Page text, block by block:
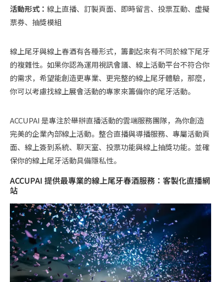
活動形式： 線上直播、訂製頁面、即時留言、投票互動、虛擬
票券、抽獎模組
線上尾牙與線上春酒有各種形式，籌劃起來有不同於線下尾牙
的複雜性。如果你認為運用視訊會議、線上活動平台不符合你
的需求，希望能創造更專業、更完整的線上尾牙體驗，那麼，
你可以考慮找線上展會活動的專家來籌備你的尾牙活動。
ACCUPAI 是專注於舉辦直播活動的雲端服務團隊，為你創造
完美的企業內部線上活動。整合直播與導播服務、專屬活動頁
面、線上簽到系統、聊天室、投票功能與線上抽獎功能。並確
保你的線上尾牙活動具備隱私性。
ACCUPAI 提供最專業的線上尾牙春酒服務：客製化直播網
站